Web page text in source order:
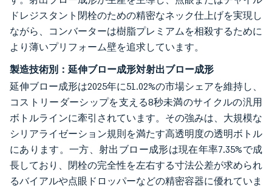
ドレジスタント閉栓のための精密なネック仕上げを実現し
ながら、コンバーターは樹脂プレミアムを相殺するために
より薄いプリフォーム壁を追求しています。
製造技術別：延伸ブロー成形対射出ブロー成形
延伸ブロー成形は2025年に51.02%の市場シェアを維持し、
コストリーダーシップを支える8秒未満のサイクルの汎用
ボトルラインに牽引されています。その強みは、大規模な
シリアライゼーション規則を満たす高透明度の透明ボトル
にあります。一方、射出ブロー成形は現在年率7.35%で成
長しており、閉栓の完全性を左右する寸法公差が求められ
るバイアルや点眼ドロッパーなどの精密容器に優れていま